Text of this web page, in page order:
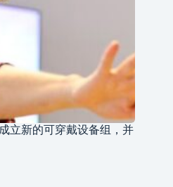
立新的可穿戴设备组，并